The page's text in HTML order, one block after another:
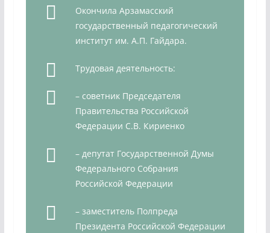
Окончила Арзамасский
государственный педагогический
институт им. А.П. Гайдара.
Трудовая деятельность:
– советник Председателя
Правительства Российской
Федерации С.В. Кириенко
– депутат Государственной Думы
Федерального Собрания
Российской Федерации
– заместитель Полпреда
Президента Российской Федерации